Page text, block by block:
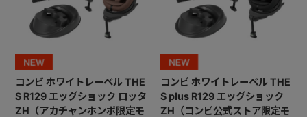
コンビ ホワイトレーベル THE
S R129 エッグショック ロッタ
ZH（アカチャンホンポ限定モ
コンビ ホワイトレーベル THE
S plus R129 エッグショック
ZH（コンビ公式ストア限定モ